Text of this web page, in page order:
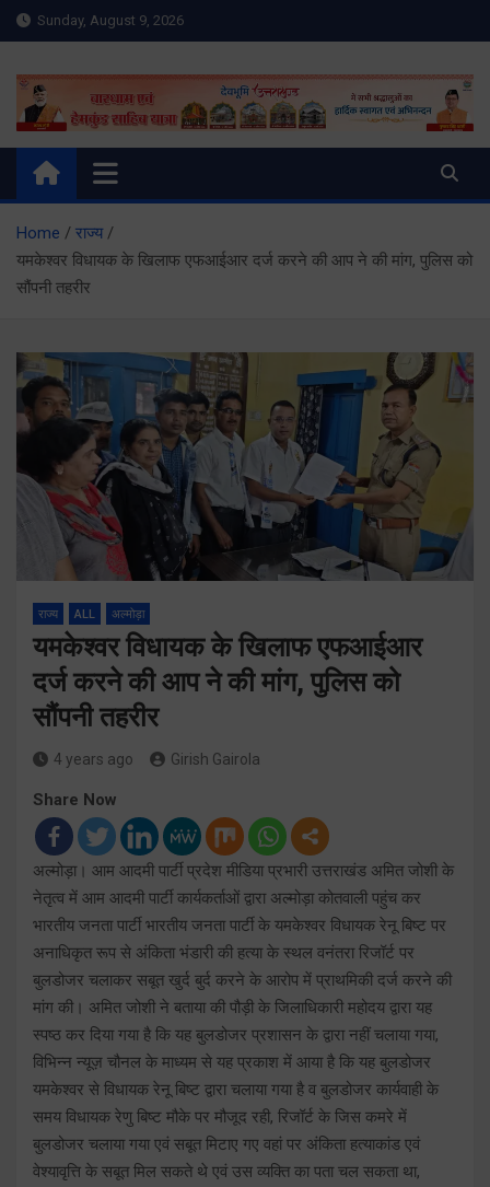
Skip
to
Sunday, August 9, 2026
Meru Raibar | Uttarakhand
News | Uttarkashi News
meruraibar.com
Home
राज्य
यमकेश्वर विधायक के खिलाफ एफआईआर दर्ज करने की आप ने की मांग, पुलिस को
सौंपनी तहरीर
राज्य ALL अल्मोड़ा
यमकेश्वर विधायक के खिलाफ एफआईआर
दर्ज करने की आप ने की मांग, पुलिस को
सौंपनी तहरीर
4 years ago Girish Gairola
Share Now
अल्मोड़ा। आम आदमी पार्टी प्रदेश मीडिया प्रभारी उत्तराखंड अमित जोशी के
नेतृत्व में आम आदमी पार्टी कार्यकर्ताओं द्वारा अल्मोड़ा कोतवाली पहुंच कर
भारतीय जनता पार्टी भारतीय जनता पार्टी के यमकेश्वर विधायक रेनू बिष्ट पर
अनाधिकृत रूप से अंकिता भंडारी की हत्या के स्थल वनंतरा रिजॉर्ट पर
बुलडोजर चलाकर सबूत खुर्द बुर्द करने के आरोप में प्राथमिकी दर्ज करने की
मांग की। अमित जोशी ने बताया की पौड़ी के जिलाधिकारी महोदय द्वारा यह
स्पष्ठ कर दिया गया है कि यह बुलडोजर प्रशासन के द्वारा नहीं चलाया गया,
विभिन्न न्यूज़ चौनल के माध्यम से यह प्रकाश में आया है कि यह बुलडोजर
यमकेश्वर से विधायक रेनू बिष्ट द्वारा चलाया गया है व बुलडोजर कार्यवाही के
समय विधायक रेणु बिष्ट मौके पर मौजूद रही, रिजॉर्ट के जिस कमरे में
बुलडोजर चलाया गया एवं सबूत मिटाए गए वहां पर अंकिता हत्याकांड एवं
वेश्यावृत्ति के सबूत मिल सकते थे एवं उस व्यक्ति का पता चल सकता था,